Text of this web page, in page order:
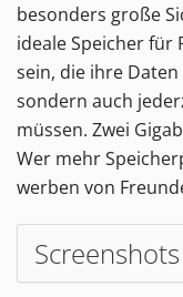
besonders große
ideale Speicher
sein, die ihre
sondern auch
müssen. Zwei
Wer mehr
werben von
Screenshots